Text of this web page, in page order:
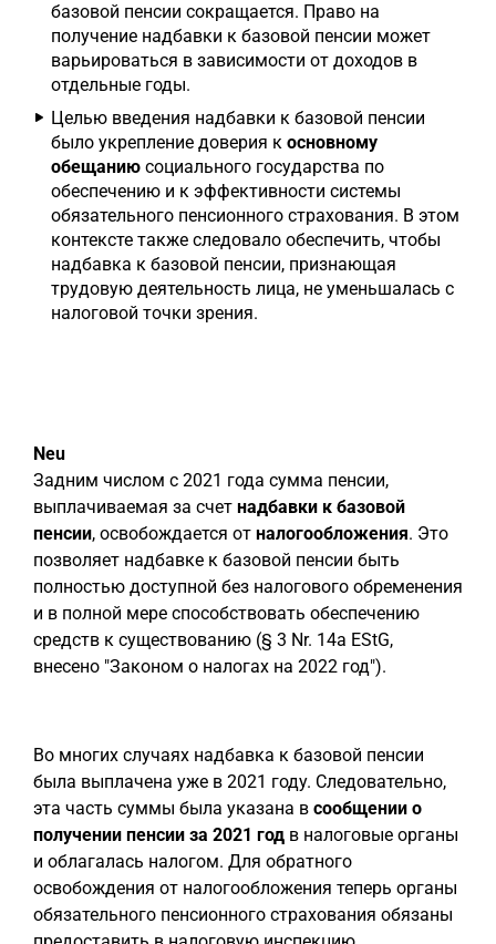
базовой пенсии сокращается. Право на
получение надбавки к базовой пенсии может
варьироваться в зависимости от доходов в
отдельные годы.
Целью введения надбавки к базовой пенсии
было укрепление доверия к основному
обещанию социального государства по
обеспечению и к эффективности системы
обязательного пенсионного страхования. В этом
контексте также следовало обеспечить, чтобы
надбавка к базовой пенсии, признающая
трудовую деятельность лица, не уменьшалась с
налоговой точки зрения.
Neu
Задним числом с 2021 года сумма пенсии,
выплачиваемая за счет надбавки к базовой
пенсии, освобождается от налогообложения. Это
позволяет надбавке к базовой пенсии быть
полностью доступной без налогового обременения
и в полной мере способствовать обеспечению
средств к существованию (§ 3 Nr. 14a EStG,
внесено "Законом о налогах на 2022 год").
Во многих случаях надбавка к базовой пенсии
была выплачена уже в 2021 году. Следовательно,
эта часть суммы была указана в сообщении о
получении пенсии за 2021 год в налоговые органы
и облагалась налогом. Для обратного
освобождения от налогообложения теперь органы
обязательного пенсионного страхования обязаны